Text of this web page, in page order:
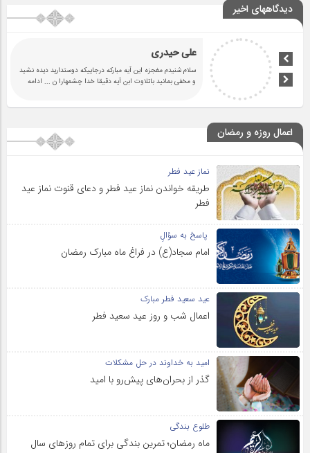
دیدگاههای اخیر
علی حیدری
سلام شنیدم مغجزه این آیه مبارکه درجاییکه دوستدارید دیده نشید
و مخفی بمانید باتلاوت ابن آیه دقیقا خدا چشمهارا ن ... ادامه
اعمال روزه و رمضان
نماز عید فطر
طریقه خواندن نماز عید فطر و دعای قنوت نماز عید
فطر
پاسخ به سؤالِ
امام سجاد(ع) در فراغ ماه مبارک رمضان
عید سعید فطر مبارک
اعمال شب و روز عید سعید فطر
امید به خداوند در حل مشکلات
گذر از بحران‌های پیش‌رو با امید
طلوع بندگی
ماه رمضان؛ تمرین بندگی برای تمام روزهای سال